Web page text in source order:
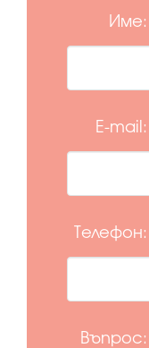
Име:
E-mail:
Телефон:
Въпрос: